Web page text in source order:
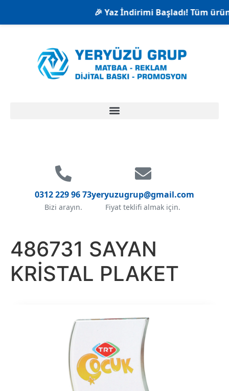
🎉 Yaz İndirimi Başladı! Tüm
0312 229 96 73
Bizi arayın.
yeryuzugrup@gmail.com
Fiyat teklifi almak için.
486731 SAYAN
KRİSTAL PLAKET